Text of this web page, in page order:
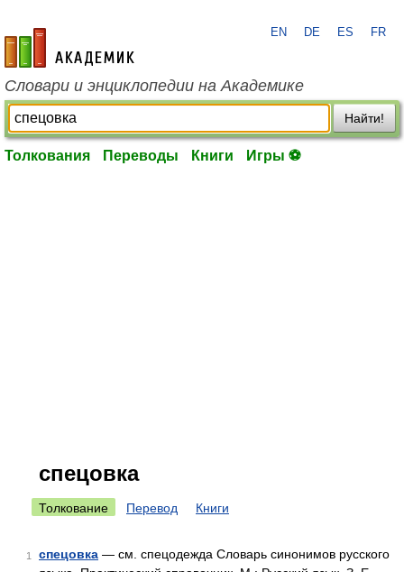
academic.ru
EN DE ES FR
Словари и энциклопедии на Академике
Найти!
Толкования Переводы Книги Игры ⚽
спецовка
Толкование Перевод Книги
1 спецовка — см. спецодежда Словарь синонимов русского